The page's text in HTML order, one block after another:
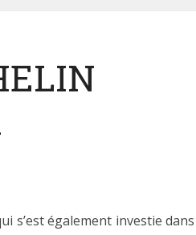
s’est également investie